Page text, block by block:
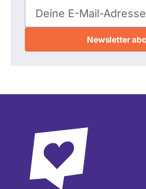
Mail-
Adresse
Deine E-Mail-Adresse